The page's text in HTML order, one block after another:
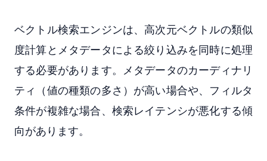
ベクトル検索エンジンは、高次元ベクトルの類似
度計算とメタデータによる絞り込みを同時に処理
する必要があります。メタデータのカーディナリ
ティ（値の種類の多さ）が高い場合や、フィルタ
条件が複雑な場合、検索レイテンシが悪化する傾
向があります。